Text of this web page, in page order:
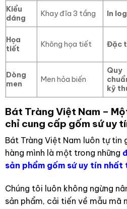
Kiểu
dáng
Khay đĩa 3 tầng In
Họa
tiết
Không họa tiết Đặc
Dòng
men
Men hỏa biến
Quy
kỹ
Bát Tràng Việt Nam –
chỉ cung cấp gốm sứ uy
Bát Tràng Việt Nam luôn tự tin
hàng mình là một trong những
sản phẩm gốm sứ uy tín nhất
Chúng tôi luôn không ngừng
sản phẩm, cải tiến về mẫu mã